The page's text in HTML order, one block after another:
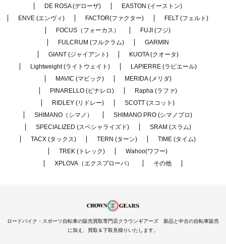
DE ROSA (デローザ)
EASTON (イーストン)
ENVE (エンヴィ)
FACTOR(ファクター)
FELT (フェルト)
FOCUS（フォーカス）
FUJI (フジ)
FULCRUM (フルクラム)
GARMIN
GIANT (ジャイアント)
KUOTA (クオータ)
Lightweight (ライトウェイト)
LAPIERRE (ラピエール)
MAVIC (マビック)
MERIDA (メリダ)
PINARELLO (ピナレロ)
Rapha (ラファ)
RIDLEY (リドレー)
SCOTT (スコット)
SHIMANO（シマノ）
SHIMANO PRO (シマノプロ)
SPECIALIZED (スペシャライズド)
SRAM (スラム)
TACX (タックス)
TERN (ターン)
TIME (タイム)
TREK (トレック)
Wahoo(ワフー)
XPLOVA（エクスプローバ）
その他
ロードバイク・スポーツ自転車の販売買取専門店クラウンギアーズ 新品と中古の自転車販売
に加え、買取＆下取見積りいたします。